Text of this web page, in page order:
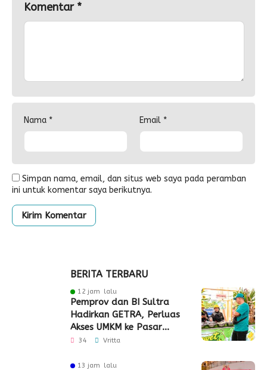
Komentar *
Nama * Email *
Simpan nama, email, dan situs web saya pada peramban
ini untuk komentar saya berikutnya.
BERITA TERBARU
12 jam lalu
Pemprov dan BI Sultra
Hadirkan GETRA, Perluas
Akses UMKM ke Pasar
Global
34 Vritta
13 jam lalu